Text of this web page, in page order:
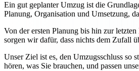
Ein gut geplanter Umzug ist die
Planung, Organisation und Umsetzung,
Von der ersten Planung bis hin zur
sorgen wir dafür, dass nichts dem Zufall
Unser Ziel ist es, den Umzugsschluss so
hören, was Sie brauchen, und passen